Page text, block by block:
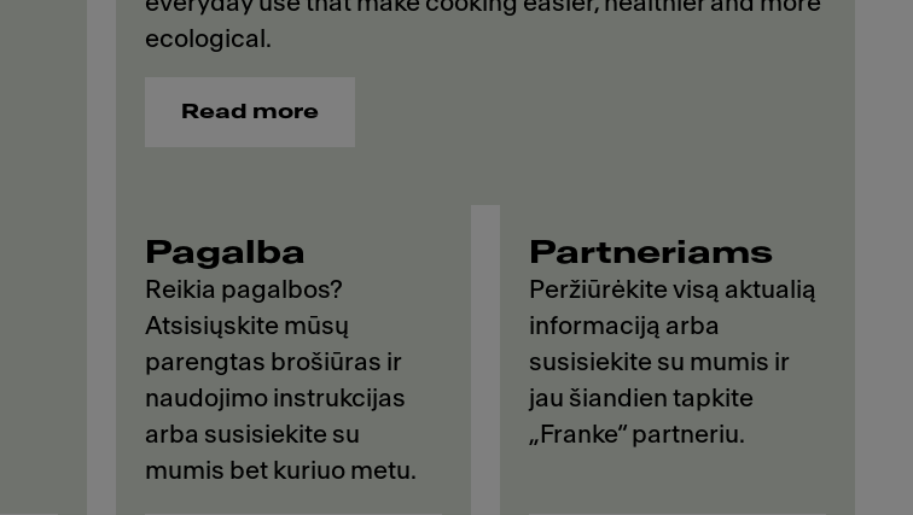
ecological.
Read more
Pagalba
Reikia pagalbos?
Atsisiųskite mūsų
parengtas brošiūras ir
naudojimo instrukcijas
arba susisiekite su
mumis bet kuriuo metu.
Partneriams
Peržiūrėkite visą aktualią
informaciją arba
susisiekite su mumis ir
jau šiandien tapkite
„Franke“ partneriu.